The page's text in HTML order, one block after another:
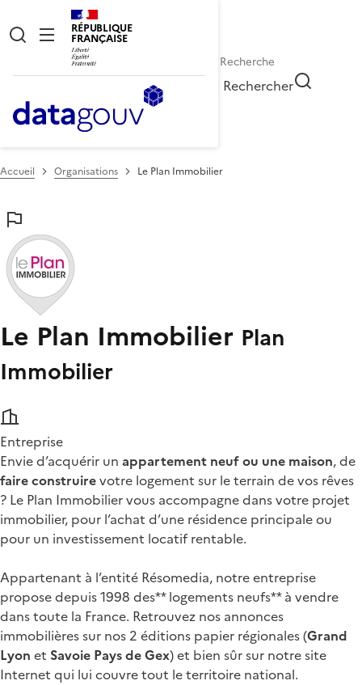
RÉPUBLIQUE
FRANÇAISE
Rechercher
Accueil Organisations Le Plan Immobilier
Le Plan Immobilier Plan
Immobilier
Entreprise
Envie d’acquérir un appartement neuf ou une maison, de
faire construirevotre logement sur le terrain de vos rêves
? Le Plan Immobilier vous accompagne dans votre projet
immobilier, pour l’achat d’une résidence principale ou
pour un investissement locatif rentable.
Appartenant à l’entité Résomedia, notre entreprise
propose depuis 1998 des** logements neufs** à vendre
dans toute la France. Retrouvez nos annonces
immobilières sur nos 2 éditions papier régionales (Grand
Lyon et Savoie Pays de Gex) et bien sûr sur notre site
Internet qui lui couvre tout le territoire national.